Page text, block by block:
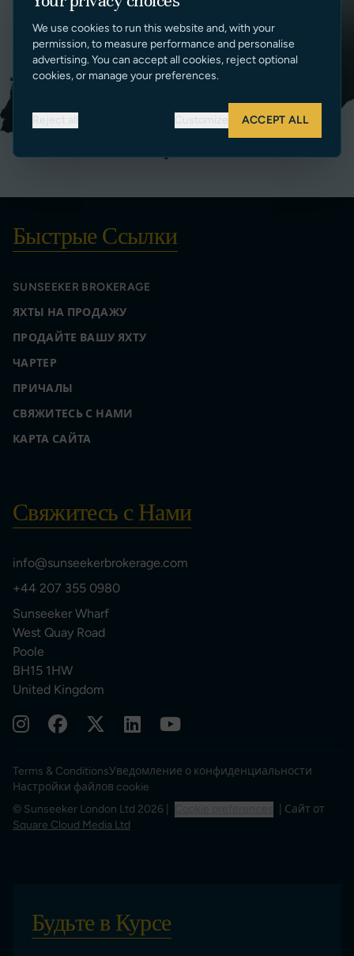
Быстрые Ссылки
SUNSEEKER BROKERAGE
ЯХТЫ НА ПРОДАЖУ
ПРОДАЙТЕ ВАШУ ЯХТУ
ЧАРТЕР
ПРИЧАЛЫ
СВЯЖИТЕСЬ С НАМИ
КАРТА САЙТА
Свяжитесь с Нами
info@sunseekerbrokerage.com
+44 207 355 0980
Sunseeker Wharf
West Quay Road
Poole
BH15 1HW
United Kingdom
Terms & ConditionsУведомление о конфиденциальности
Настройки файлов cookie
© Sunseeker London Ltd 2026 |
| Сайт от
Square Cloud Media Ltd
Будьте в Курсе
We use cookies to run this website and, with your
permission, to measure performance and personalise
advertising. You can accept all cookies, reject optional
cookies, or manage your preferences.
Reject all Customize ACCEPT ALL